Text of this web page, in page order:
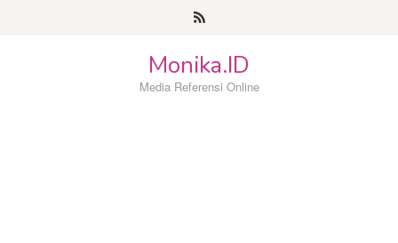
Monika.ID
Media Referensi Online